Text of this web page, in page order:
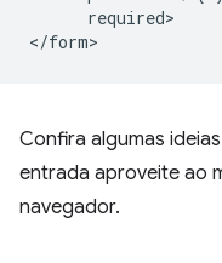
      required>
Confira algumas
entrada aproveite ao
navegador.